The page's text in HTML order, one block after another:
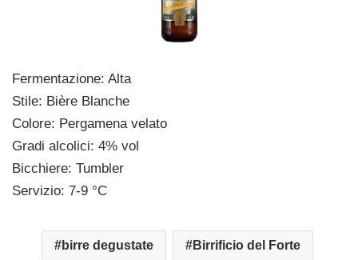
Fermentazione: Alta
Stile: Bière Blanche
Colore: Pergamena velato
Gradi alcolici: 4% vol
Bicchiere: Tumbler
Servizio: 7-9 °C
birre degustate Birrificio del Forte